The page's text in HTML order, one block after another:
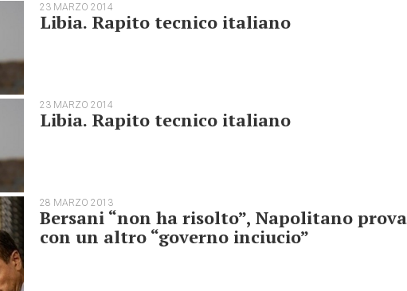
23 MARZO 2014
Libia. Rapito tecnico italiano
23 MARZO 2014
Libia. Rapito tecnico italiano
28 MARZO 2013
Bersani “non ha risolto”, Napolitano prova
con un altro “governo inciucio”